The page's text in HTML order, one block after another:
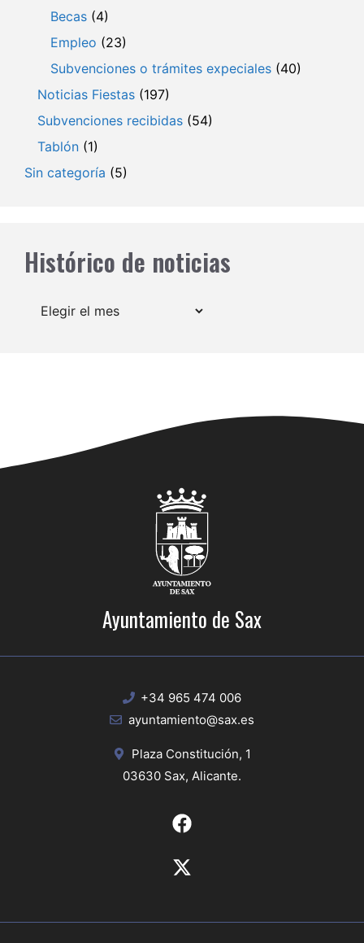
Becas (4)
Empleo (23)
Subvenciones o trámites expeciales (40)
Noticias Fiestas (197)
Subvenciones recibidas (54)
Tablón (1)
Sin categoría (5)
Histórico de noticias
Archivos
Ayuntamiento de Sax
+34 965 474 006
ayuntamiento@sax.es
Plaza Constitución, 1
03630 Sax, Alicante.